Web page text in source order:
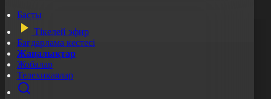
Басты
Тікелей эфир
Бағдарлама кестесі
Жаңалықтар
Жобалар
Телехикаялар